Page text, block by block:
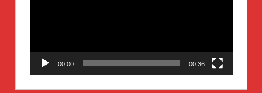
00:00 00:36